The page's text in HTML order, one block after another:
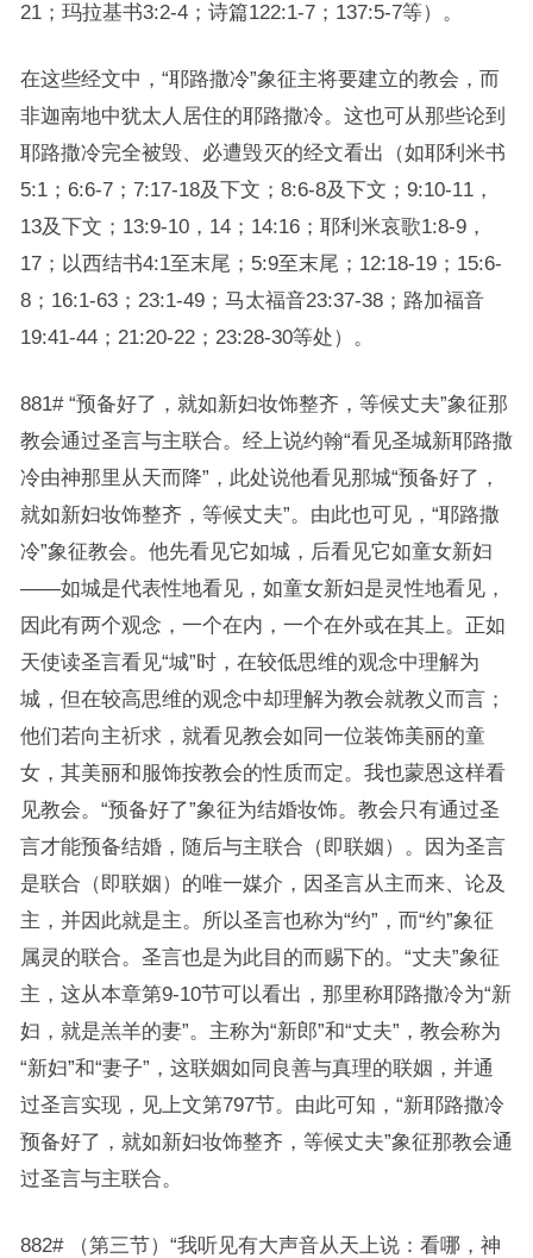
21；玛拉基书3:2-4；诗篇122:1-7；137:5-7等）。
在这些经文中，“耶路撒冷”象征主将要建立的教会，而
非迦南地中犹太人居住的耶路撒冷。这也可从那些论到
耶路撒冷完全被毁、必遭毁灭的经文看出（如耶利米书
5:1；6:6-7；7:17-18及下文；8:6-8及下文；9:10-11，
13及下文；13:9-10，14；14:16；耶利米哀歌1:8-9，
17；以西结书4:1至末尾；5:9至末尾；12:18-19；15:6-
8；16:1-63；23:1-49；马太福音23:37-38；路加福音
19:41-44；21:20-22；23:28-30等处）。
881# “预备好了，就如新妇妆饰整齐，等候丈夫”象征那
教会通过圣言与主联合。经上说约翰“看见圣城新耶路撒
冷由神那里从天而降”，此处说他看见那城“预备好了，
就如新妇妆饰整齐，等候丈夫”。由此也可见，“耶路撒
冷”象征教会。他先看见它如城，后看见它如童女新妇
——如城是代表性地看见，如童女新妇是灵性地看见，
因此有两个观念，一个在内，一个在外或在其上。正如
天使读圣言看见“城”时，在较低思维的观念中理解为
城，但在较高思维的观念中却理解为教会就教义而言；
他们若向主祈求，就看见教会如同一位装饰美丽的童
女，其美丽和服饰按教会的性质而定。我也蒙恩这样看
见教会。“预备好了”象征为结婚妆饰。教会只有通过圣
言才能预备结婚，随后与主联合（即联姻）。因为圣言
是联合（即联姻）的唯一媒介，因圣言从主而来、论及
主，并因此就是主。所以圣言也称为“约”，而“约”象征
属灵的联合。圣言也是为此目的而赐下的。“丈夫”象征
主，这从本章第9-10节可以看出，那里称耶路撒冷为“新
妇，就是羔羊的妻”。主称为“新郎”和“丈夫”，教会称为
“新妇”和“妻子”，这联姻如同良善与真理的联姻，并通
过圣言实现，见上文第797节。由此可知，“新耶路撒冷
预备好了，就如新妇妆饰整齐，等候丈夫”象征那教会通
过圣言与主联合。
882# （第三节）“我听见有大声音从天上说：看哪，神